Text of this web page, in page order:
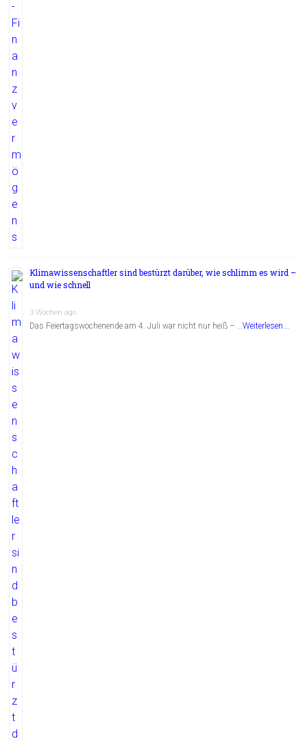
Klimawissenschaftler sind bestürzt darüber, wie schlimm es wird –
und wie schnell
3 Wochen ago
Das Feiertagswochenende am 4. Juli war nicht nur heiß – …Weiterlesen...